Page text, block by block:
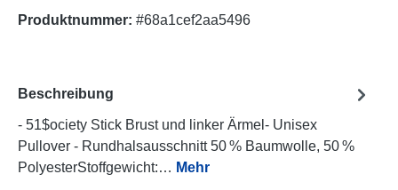
Produktnummer: #68a1cef2aa5496
Beschreibung
- 51$ociety Stick Brust und linker Ärmel- Unisex
Pullover - Rundhalsausschnitt 50 % Baumwolle, 50 %
PolyesterStoffgewicht:… Mehr